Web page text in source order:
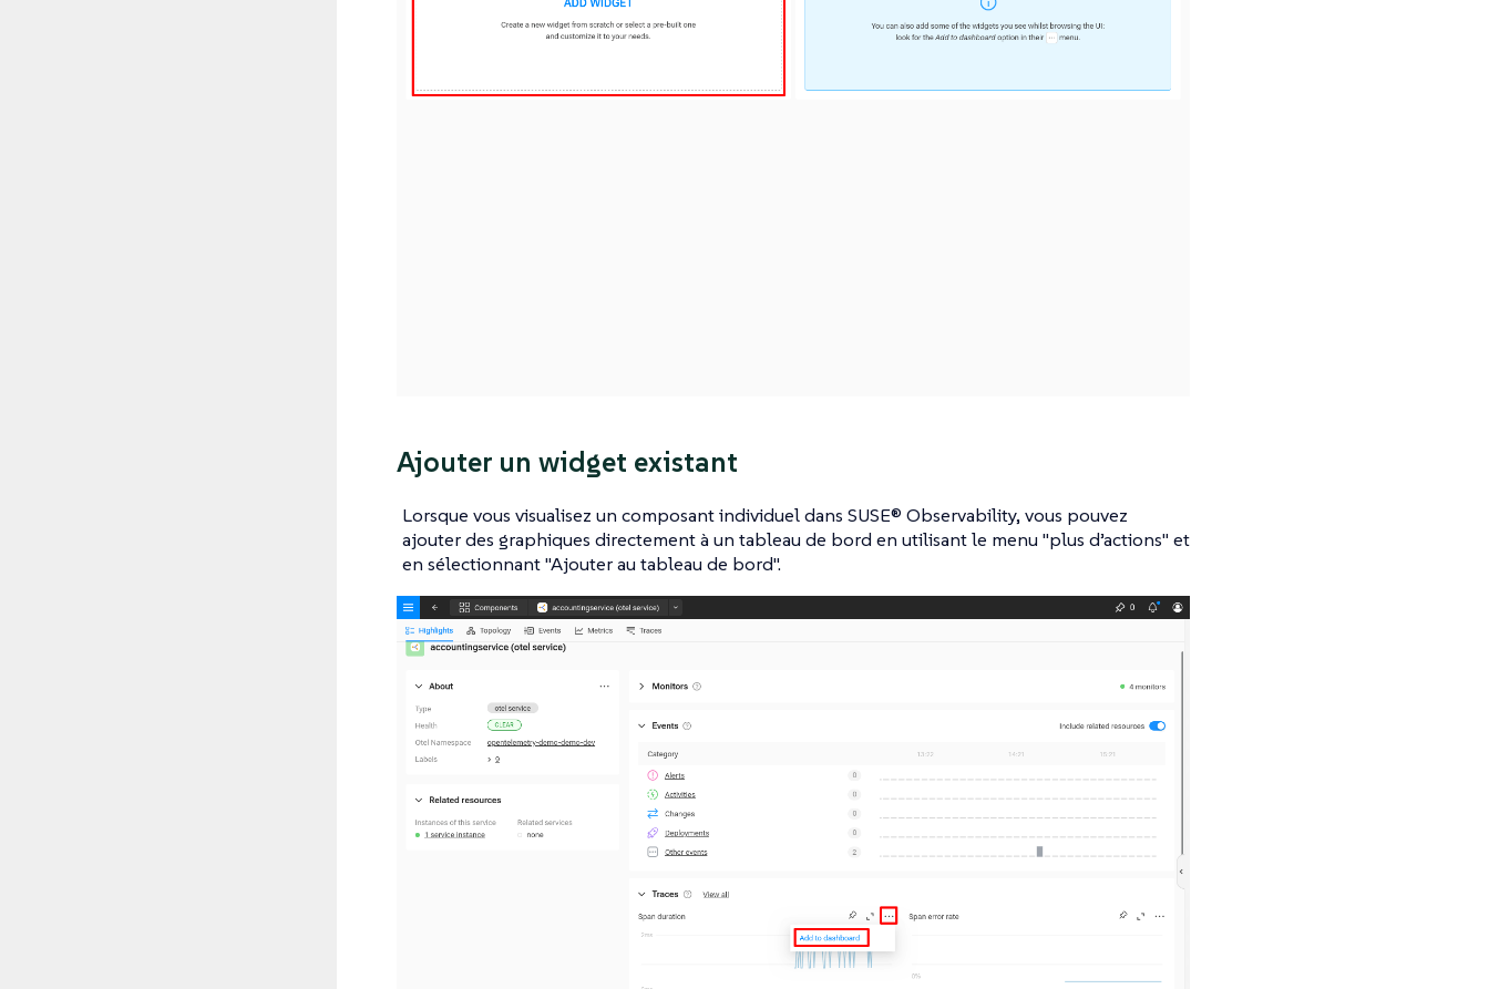
Ajouter un widget existant
Lorsque vous visualisez un composant individuel dans SUSE® Observability, vous pouvez
ajouter des graphiques directement à un tableau de bord en utilisant le menu "plus d’actions" et
en sélectionnant "Ajouter au tableau de bord".